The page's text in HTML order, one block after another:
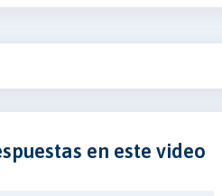
en este video